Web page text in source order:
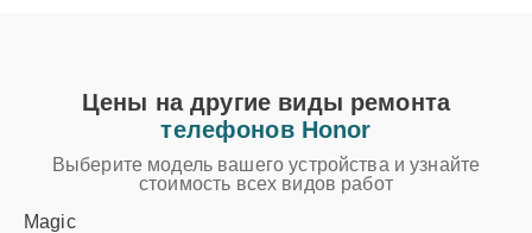
Цены на другие виды ремонта
телефонов Honor
Выберите модель вашего устройства и узнайте
стоимость всех видов работ
Magic